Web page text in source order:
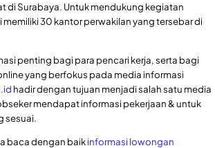
di Surabaya. Untuk mendukung kegiatan
30 kantor perwakilan yang tersebar di
penting bagi para pencari kerja, serta bagi
yang berfokus pada media informasi
hadir dengan tujuan menjadi salah satu media
mendapat informasi pekerjaan & untuk
sesuai.
baca dengan baikinformasi lowongan